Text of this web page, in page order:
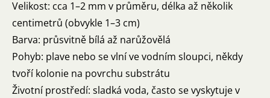
Velikost: cca 1–2 mm v průměru, délka až několik
centimetrů (obvykle 1–3 cm)
Barva: průsvitně bílá až narůžovělá
Pohyb: plave nebo se vlní ve vodním sloupci, někdy
tvoří kolonie na povrchu substrátu
Životní prostředí: sladká voda, často se vyskytuje v